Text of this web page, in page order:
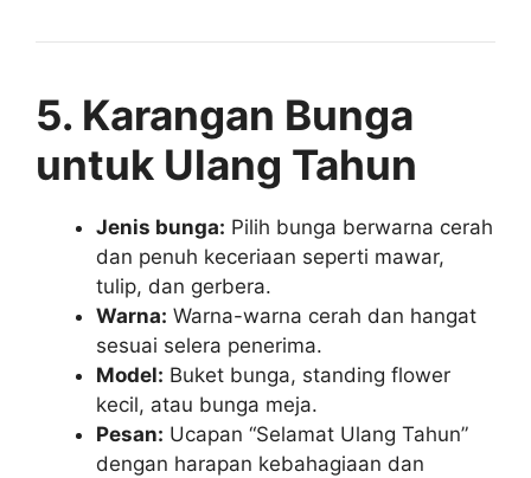
5. Karangan Bunga
untuk Ulang Tahun
Jenis bunga: Pilih bunga berwarna cerah
dan penuh keceriaan seperti mawar,
tulip, dan gerbera.
Warna: Warna-warna cerah dan hangat
sesuai selera penerima.
Model: Buket bunga, standing flower
kecil, atau bunga meja.
Pesan: Ucapan “Selamat Ulang Tahun”
dengan harapan kebahagiaan dan